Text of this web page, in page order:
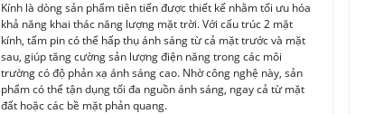
Kính là dòng sản phẩm tiên tiến được thiết kế nhằm tối ưu hóa
khả năng khai thác năng lượng mặt trời. Với cấu trúc 2 mặt
kính, tấm pin có thể hấp thụ ánh sáng từ cả mặt trước và mặt
sau, giúp tăng cường sản lượng điện năng trong các môi
trường có độ phản xạ ánh sáng cao. Nhờ công nghệ này, sản
phẩm có thể tận dụng tối đa nguồn ánh sáng, ngay cả từ mặt
đất hoặc các bề mặt phản quang.